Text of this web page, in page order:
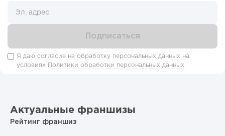
Я даю согласие на обработку персональных данных на
условиях
Политики обработки персональных данных.
Актуальные франшизы
Рейтинг франшиз